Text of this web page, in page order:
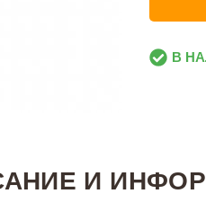
В
И